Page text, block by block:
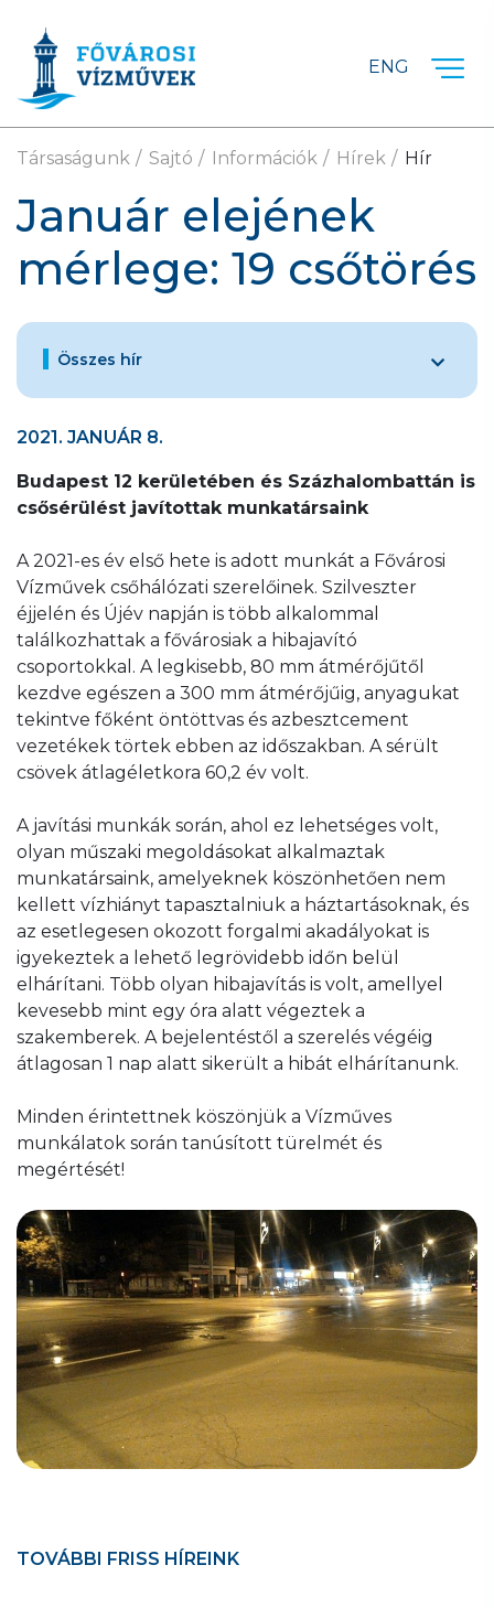
ENG
Társaságunk Sajtó Információk Hírek Hír
Január elejének
mérlege: 19 csőtörés
Összes hír
2021. JANUÁR 8.
Budapest 12 kerületében és Százhalombattán is
csősérülést javítottak munkatársaink
A 2021-es év első hete is adott munkát a Fővárosi
Vízművek csőhálózati szerelőinek. Szilveszter
éjjelén és Újév napján is több alkalommal
találkozhattak a fővárosiak a hibajavító
csoportokkal. A legkisebb, 80 mm átmérőjűtől
kezdve egészen a 300 mm átmérőjűig, anyagukat
tekintve főként öntöttvas és azbesztcement
vezetékek törtek ebben az időszakban. A sérült
csövek átlagéletkora 60,2 év volt.
A javítási munkák során, ahol ez lehetséges volt,
olyan műszaki megoldásokat alkalmaztak
munkatársaink, amelyeknek köszönhetően nem
kellett vízhiányt tapasztalniuk a háztartásoknak, és
az esetlegesen okozott forgalmi akadályokat is
igyekeztek a lehető legrövidebb időn belül
elhárítani. Több olyan hibajavítás is volt, amellyel
kevesebb mint egy óra alatt végeztek a
szakemberek. A bejelentéstől a szerelés végéig
átlagosan 1 nap alatt sikerült a hibát elhárítanunk.
Minden érintettnek köszönjük a Vízműves
munkálatok során tanúsított türelmét és
megértését!
TOVÁBBI FRISS HÍREINK